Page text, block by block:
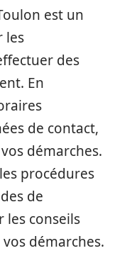
est un
les
des
En
de contact,
démarches.
procédures
de
conseils
démarches.